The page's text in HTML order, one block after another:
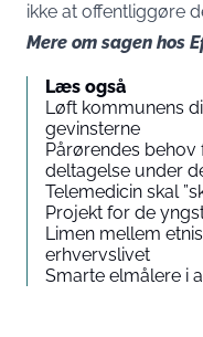
ikke at offentliggøre
Mere om sagen hos
Læs også
Løft kommunens
gevinsterne
Pårørendes
deltagelse under
Telemedicin skal
Projekt for de
Limen mellem
erhvervslivet
Smarte elmålere i